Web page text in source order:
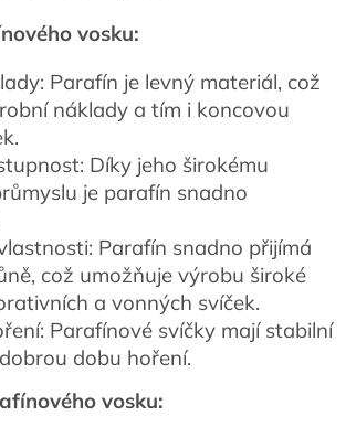
vosku:
Parafín je levný materiál, což
náklady a tím i koncovou
Díky jeho širokému
je parafín snadno
Parafín snadno přijímá
což umožňuje výrobu široké
a vonných svíček.
Parafínové svíčky mají stabilní
dobu hoření.
vosku: